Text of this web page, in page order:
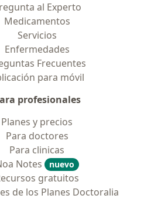
al Experto
Medicamentos
Servicios
Enfermedades
Frecuentes
para móvil
profesionales
Planes y precios
Para doctores
Para clinicas
Notes
nuevo
gratuitos
de los Planes Doctoralia